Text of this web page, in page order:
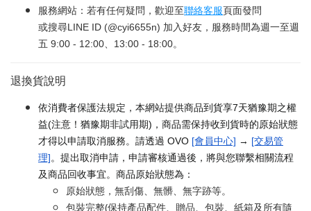
服務網站：若有任何疑問，歡迎至聯絡客服頁面發問
或搜尋LINE ID (@cyi6655n) 加入好友，服務時間為週一至週
五 9:00 - 12:00、13:00 - 18:00。
退換貨說明
依消費者保護法規定，本網站提供商品到貨享7天猶豫期之權
益(注意！猶豫期非試用期)，商品需保持收到貨時的原始狀態
才得以申請取消服務。請透過 OVO [會員中心] → [交易管
理]。提出取消申請，申請審核通過後，將與您聯繫相關流程
及商品回收事宜。商品原始狀態為：
原始狀態，無刮傷、無髒、無字跡等。
包裝完整(保持產品配件、贈品、包裝、紙箱及所有隨